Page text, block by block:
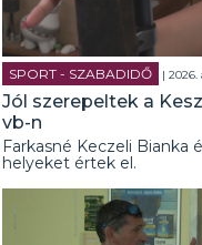
SPORT - SZABADIDŐ |
Jól szerepeltek a
vb-n
Farkasné Keczeli Bianka
helyeket értek el.